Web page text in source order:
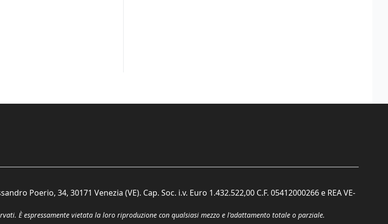
Poerio, 34, 30171 Venezia (VE). Cap. Soc. i.v. Euro 1.432.522,00 C.F. 05412000266 e REA VE-
È espressamente vietata la loro riproduzione con qualsiasi mezzo e l'adattamento totale o parziale.